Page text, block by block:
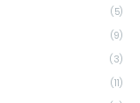
(5)
(9)
(3)
(11)